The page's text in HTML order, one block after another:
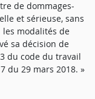
de dommages-
et sérieuse, sans
modalités de
sa décision de
du code du travail
du 29 mars 2018. »